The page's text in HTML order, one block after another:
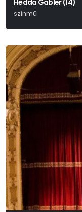
színmű